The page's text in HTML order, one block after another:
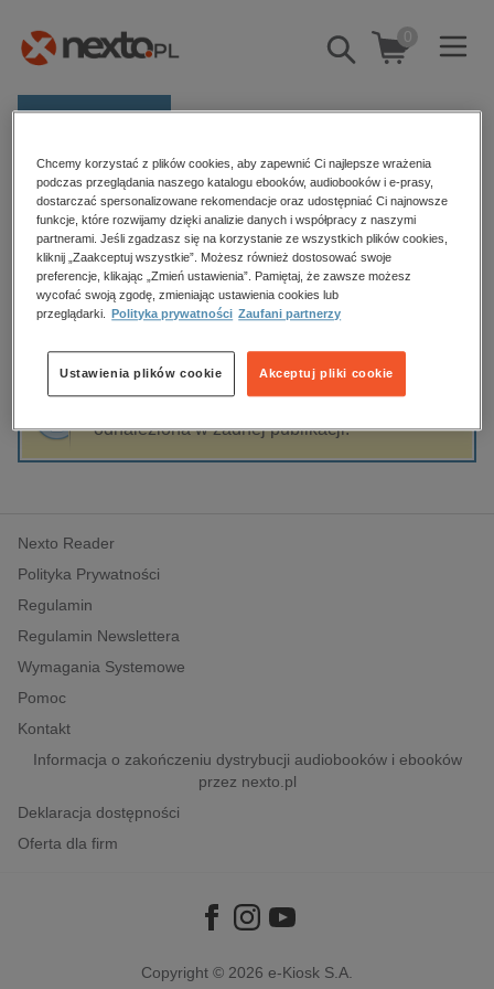
Pokaż/schowaj
wyszukiwarkę
0
E-prasa
Kategorie
Zobacz wszystkie E-prasa
budownictwo, aranżacja wnętrz
biznesowe, branżowe, gospodarka
edukacja
hobby, sport, rozrywka
komputery, internet, technologie, informatyka
polityka, społeczno-informacyjne
psychologiczne
inne
popularno-naukowe
historia
Strona główna Roman Husarski
Roman Husarski
Sortowanie Filtrowanie
odnaleziona w żadnej publikacji.
Nexto Reader
Polityka Prywatności
Regulamin
Regulamin Newslettera
Wymagania Systemowe
Pomoc
Kontakt
Informacja o zakończeniu dystrybucji audiobooków i ebooków
przez nexto.pl
Deklaracja dostępności
Oferta dla firm
Copyright © 2026 e-Kiosk S.A.
Chcemy korzystać z plików cookies, aby zapewnić Ci najlepsze wrażenia
podczas przeglądania naszego katalogu ebooków, audiobooków i e-prasy,
dostarczać spersonalizowane rekomendacje oraz udostępniać Ci najnowsze
funkcje, które rozwijamy dzięki analizie danych i współpracy z naszymi
partnerami. Jeśli zgadzasz się na korzystanie ze wszystkich plików cookies,
kliknij „Zaakceptuj wszystkie”. Możesz również dostosować swoje
preferencje, klikając „Zmień ustawienia”. Pamiętaj, że zawsze możesz
wycofać swoją zgodę, zmieniając ustawienia cookies lub
przeglądarki.
Polityka prywatności Zaufani partnerzy
Akceptuj pliki cookie
Ustawienia plików cookie